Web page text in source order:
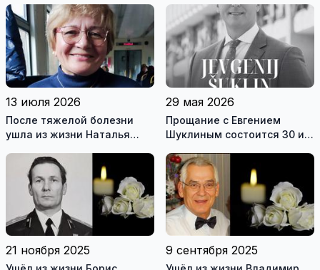
13 июля 2026
После тяжелой болезни
ушла из жизни Наталья
29 мая 2026
Прощание с Евгением
Шуклиным состоится 30 и
костёла Святого Апостола
Павла
21 ноября 2025 9 сентября 2025